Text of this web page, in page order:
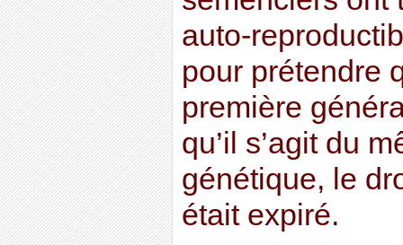
auto-
pour prétendre
première
qu’il s’agit du
génétique, le
était expiré.